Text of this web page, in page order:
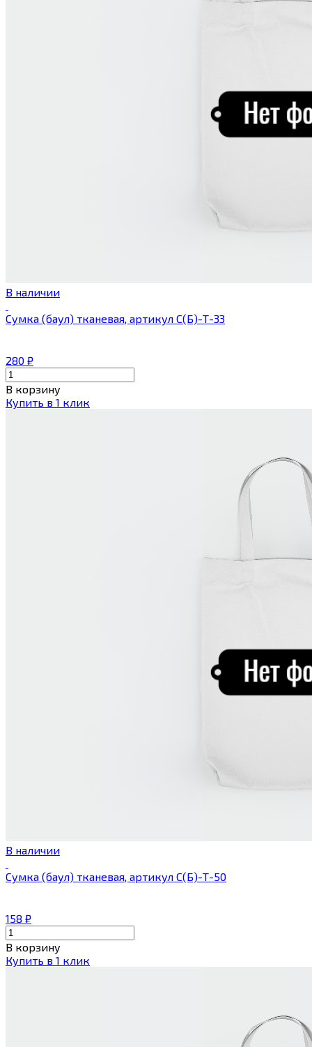
В наличии
Сумка (баул) тканевая, артикул С(Б)-Т-33
280 ₽
В корзину
Купить в 1 клик
В наличии
Сумка (баул) тканевая, артикул С(Б)-Т-50
158 ₽
В корзину
Купить в 1 клик